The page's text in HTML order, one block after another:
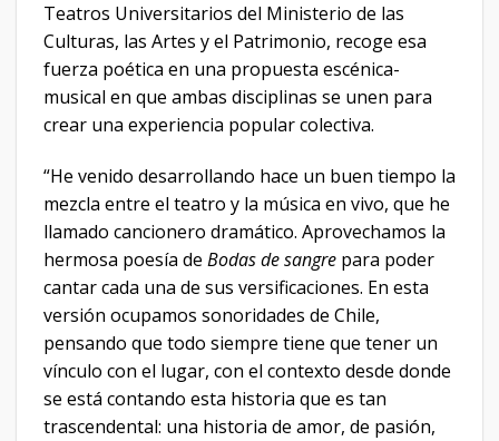
Teatros Universitarios del Ministerio de las
Culturas, las Artes y el Patrimonio, recoge esa
fuerza poética en una propuesta escénica-
musical en que ambas disciplinas se unen para
crear una experiencia popular colectiva.
“He venido desarrollando hace un buen tiempo la
mezcla entre el teatro y la música en vivo, que he
llamado cancionero dramático. Aprovechamos la
hermosa poesía de Bodas de sangre para poder
cantar cada una de sus versificaciones. En esta
versión ocupamos sonoridades de Chile,
pensando que todo siempre tiene que tener un
vínculo con el lugar, con el contexto desde donde
se está contando esta historia que es tan
trascendental: una historia de amor, de pasión,